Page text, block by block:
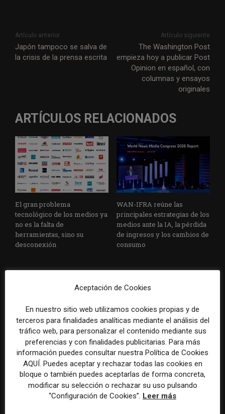
Artículo anterior
Japón tampoco se salva de
la crisis de la prensa escrita
Artículo siguiente
The Washington Post
empieza hoy a publicar Post
Opinion en español, con
columnas y ensayos
originales
ARTÍCULOS RELACIONADOS
El gran problema
tecnológico de los medios ya
no es la falta de
herramientas, sino su
desconexión
WAN-IFRA reúne las
principales estrategias de los
medios ante la IA, la pérdida
de ingresos y los cambios de
consumo
Veinte ejemplos de uso de la
IA en redacciones, productos
y negocios periodísticos
De herramienta interna a
recurso para la
Desgrabador de Chequeado
Aceptación de Cookies
En nuestro sitio web utilizamos cookies propias y de
terceros para finalidades analíticas mediante el análisis del
tráfico web, para personalizar el contenido mediante sus
preferencias y con finalidades publicitarias. Para más
información puedes consultar nuestra Política de Cookies
AQUÍ. Puedes aceptar y rechazar todas las cookies en
bloque o también puedes aceptarlas de forma concreta,
modificar su selección o rechazar su uso pulsando
“Configuración de Cookies”. Leer más